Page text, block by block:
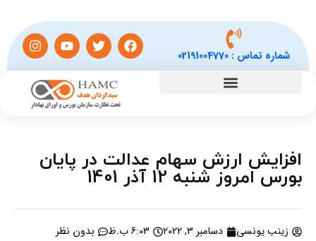
شماره تماس :02191004770
افزایش ارزش سهام عدالت در پایان
بورس امروز شنبه 12 آذر 1401
زینب یونسی دسامبر 3, 2022 6:03 ب.ظ بدون نظر